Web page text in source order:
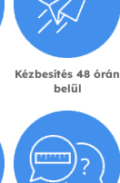
Kézbesítés 48 órán
belül